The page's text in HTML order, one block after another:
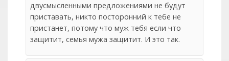
двусмысленными предложениями не будут
приставать, никто посторонний к тебе не
пристанет, потому что муж тебя если что
защитит, семья мужа защитит. И это так.